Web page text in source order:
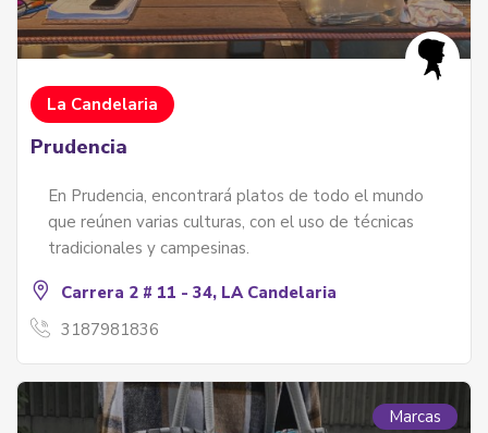
La Candelaria
Prudencia
En Prudencia, encontrará platos de todo el mundo
que reúnen varias culturas, con el uso de técnicas
tradicionales y campesinas.
Carrera 2 # 11 - 34, LA Candelaria
3187981836
Marcas